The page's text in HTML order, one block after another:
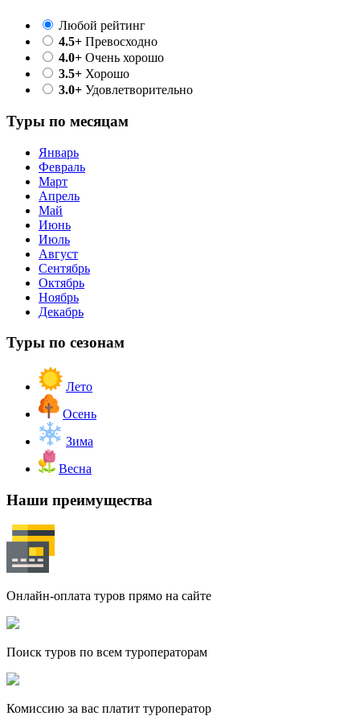
Любой рейтинг
4.5+ Превосходно
4.0+ Очень хорошо
3.5+ Хорошо
3.0+ Удовлетворительно
Туры по месяцам
Январь
Февраль
Март
Апрель
Май
Июнь
Июль
Август
Сентябрь
Октябрь
Ноябрь
Декабрь
Туры по сезонам
Лето
Осень
Зима
Весна
Наши преимущества
Онлайн-оплата туров прямо на сайте
Поиск туров по всем туроператорам
Комиссию за вас платит туроператор